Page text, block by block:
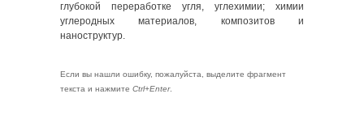
глубокой переработке угля, углехимии; химии
углеродных материалов, композитов и
наноструктур.
Если вы нашли ошибку, пожалуйста, выделите фрагмент
текста и нажмите Ctrl+Enter.